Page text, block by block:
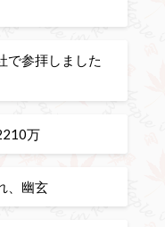
で参拝しました
万
、幽玄